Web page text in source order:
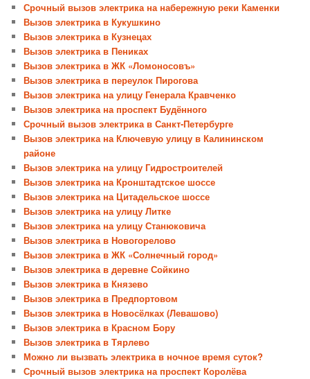
Срочный вызов электрика на набережную реки Каменки
Вызов электрика в Кукушкино
Вызов электрика в Кузнецах
Вызов электрика в Пениках
Вызов электрика в ЖК «Ломоносовъ»
Вызов электрика в переулок Пирогова
Вызов электрика на улицу Генерала Кравченко
Вызов электрика на проспект Будённого
Срочный вызов электрика в Санкт-Петербурге
Вызов электрика на Ключевую улицу в Калининском
районе
Вызов электрика на улицу Гидростроителей
Вызов электрика на Кронштадтское шоссе
Вызов электрика на Цитадельское шоссе
Вызов электрика на улицу Литке
Вызов электрика на улицу Станюковича
Вызов электрика в Новогорелово
Вызов электрика в ЖК «Солнечный город»
Вызов электрика в деревне Сойкино
Вызов электрика в Князево
Вызов электрика в Предпортовом
Вызов электрика в Новосёлках (Левашово)
Вызов электрика в Красном Бору
Вызов электрика в Тярлево
Можно ли вызвать электрика в ночное время суток?
Срочный вызов электрика на проспект Королёва